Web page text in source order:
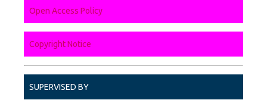
Open Access Policy
Copyright Notice
SUPERVISED BY